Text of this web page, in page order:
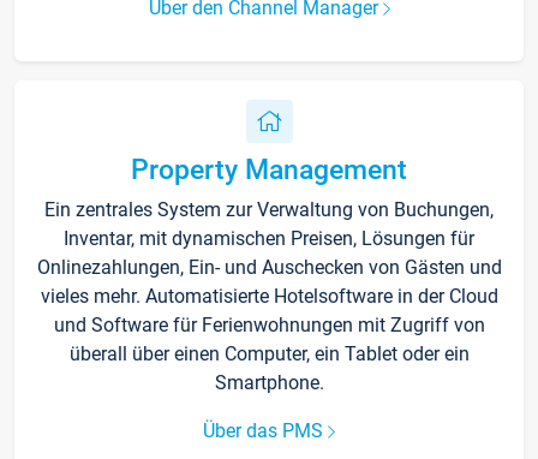
Über den Channel Manager
Property Management
Ein zentrales System zur Verwaltung von Buchungen,
Inventar, mit dynamischen Preisen, Lösungen für
Onlinezahlungen, Ein- und Auschecken von Gästen und
vieles mehr. Automatisierte Hotelsoftware in der Cloud
und Software für Ferienwohnungen mit Zugriff von
überall über einen Computer, ein Tablet oder ein
Smartphone.
Über das PMS